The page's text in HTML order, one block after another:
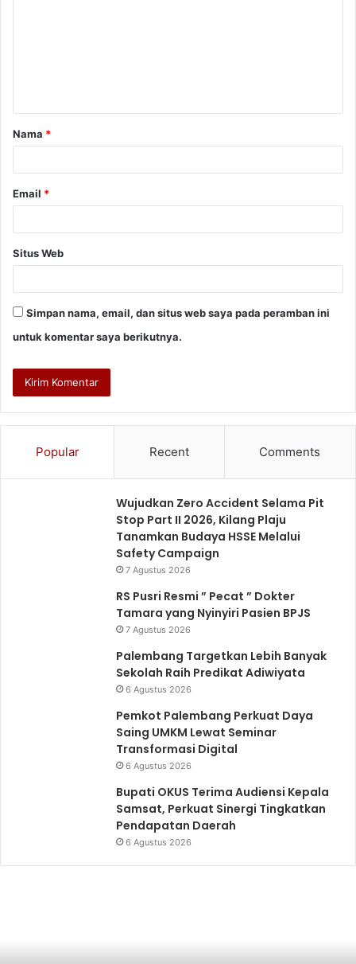
a
r
Nama *
Email *
Situs Web
Simpan nama, email, dan situs web saya pada peramban ini
untuk komentar saya berikutnya.
Popular Recent Comments
Wujudkan Zero Accident Selama Pit
Stop Part II 2026, Kilang Plaju
Tanamkan Budaya HSSE Melalui
Safety Campaign
7 Agustus 2026
RS Pusri Resmi ” Pecat ” Dokter
Tamara yang Nyinyiri Pasien BPJS
7 Agustus 2026
Palembang Targetkan Lebih Banyak
Sekolah Raih Predikat Adiwiyata
6 Agustus 2026
Pemkot Palembang Perkuat Daya
Saing UMKM Lewat Seminar
Transformasi Digital
6 Agustus 2026
Bupati OKUS Terima Audiensi Kepala
Samsat, Perkuat Sinergi Tingkatkan
Pendapatan Daerah
6 Agustus 2026